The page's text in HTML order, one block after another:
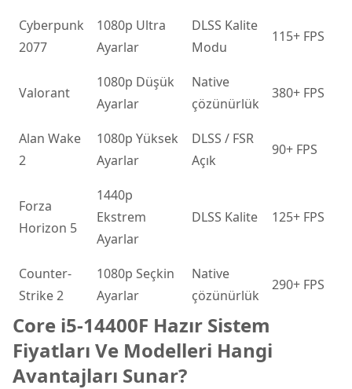
Cyberpunk
2077
1080p Ultra
Ayarlar
DLSS Kalite
Modu
115+ FPS
Valorant
1080p Düşük
Ayarlar
Native
çözünürlük
380+ FPS
Alan Wake
2
1080p Yüksek
Ayarlar
DLSS / FSR
Açık
90+ FPS
Forza
Horizon 5
1440p
Ekstrem
Ayarlar
DLSS Kalite 125+ FPS
Counter-
Strike 2
1080p Seçkin
Ayarlar
Native
çözünürlük
290+ FPS
Core i5-14400F Hazır Sistem
Fiyatları Ve Modelleri Hangi
Avantajları Sunar?